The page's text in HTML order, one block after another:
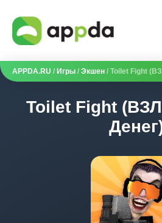
APPDA.RU / Игры / Экшен / Toilet Fight
Toilet Fight